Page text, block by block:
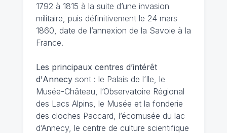
1792 à 1815 à la suite d’une invasion
militaire, puis définitivement le 24 mars
1860, date de l’annexion de la Savoie à la
France.
Les principaux centres d’intérêt
d'Annecysont : le Palais de l’Ile, le
Musée-Château, l’Observatoire Régional
des Lacs Alpins, le Musée et la fonderie
des cloches Paccard, l’écomusée du lac
d’Annecy, le centre de culture scientifique